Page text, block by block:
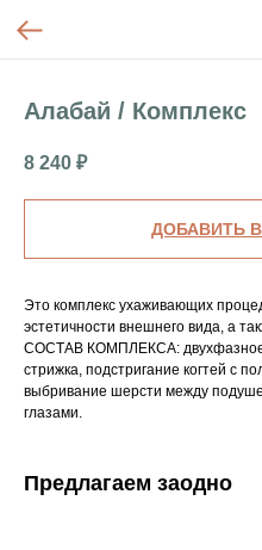
Алабай / Комплекс
8 240 ₽
ДОБАВИТЬ
Это комплекс ухаживающих
эстетичности внешнего вида, а
СОСТАВ КОМПЛЕКСА: двухфазное
стрижка, подстригание когтей с
выбривание шерсти между
глазами.
Предлагаем заодно